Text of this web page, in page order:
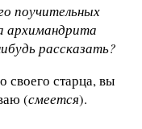
поучительных
архимандрита
рассказать?
своего старца, вы
(смеется).